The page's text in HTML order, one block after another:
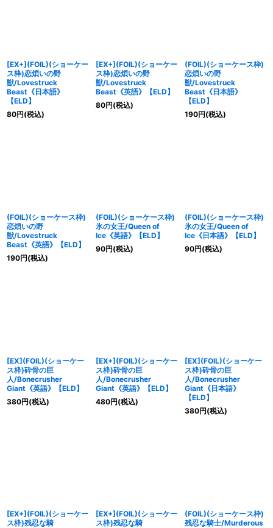
[EX+](FOIL)(ショーケー
ス枠)恋煩いの野
獣/Lovestruck
Beast《日本語》
【ELD】
80円(税込)
[EX+](FOIL)(ショーケー
ス枠)恋煩いの野
獣/Lovestruck
Beast《英語》【ELD】
80円(税込)
(FOIL)(ショーケース枠)
恋煩いの野
獣/Lovestruck
Beast《日本語》
【ELD】
190円(税込)
(FOIL)(ショーケース枠)
恋煩いの野
獣/Lovestruck
Beast《英語》【ELD】
190円(税込)
(FOIL)(ショーケース枠)
氷の女王/Queen of
Ice《英語》【ELD】
90円(税込)
(FOIL)(ショーケース枠)
氷の女王/Queen of
Ice《日本語》【ELD】
90円(税込)
[EX](FOIL)(ショーケー
ス枠)砕骨の巨
人/Bonecrusher
Giant《英語》【ELD】
380円(税込)
[EX+](FOIL)(ショーケー
ス枠)砕骨の巨
人/Bonecrusher
Giant《英語》【ELD】
480円(税込)
[EX](FOIL)(ショーケー
ス枠)砕骨の巨
人/Bonecrusher
Giant《日本語》
【ELD】
380円(税込)
[EX+](FOIL)(ショーケー
ス枠)残忍な騎
[EX+](FOIL)(ショーケー
ス枠)残忍な騎
(FOIL)(ショーケース枠)
残忍な騎士/Murderous